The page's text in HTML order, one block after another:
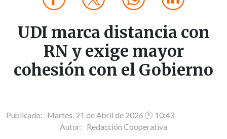
UDI marca distancia con
RN y exige mayor
cohesión con el Gobierno
Publicado: Martes, 21 de Abril de 2026 🕐 10:43
Autor: Redacción Cooperativa